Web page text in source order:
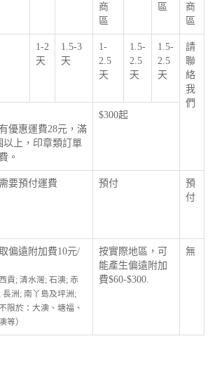
商
區
區
商
區
1-2
天
1.5-3
天
1-
2.5
天
1.5-
2.5
天
1.5-
2.5
天
請
聯
絡
我
們
優惠運費28元，滿
以上，印章類訂單
。
$300起
要預付運費 預付
預
付
偏遠附加費10元/
貢; 清水灣; 石澳; 赤
長洲; 南丫島及坪洲;
限於：大澳、塘福、
等）
按實際地區，可
能產生偏遠附加
費$60-$300.
無